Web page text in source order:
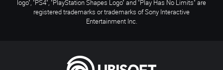
logo", "PS4", "PlayStation Shapes Logo" and "Play Has No Limits" are
registered trademarks or trademarks of Sony Interactive
Entertainment Inc.